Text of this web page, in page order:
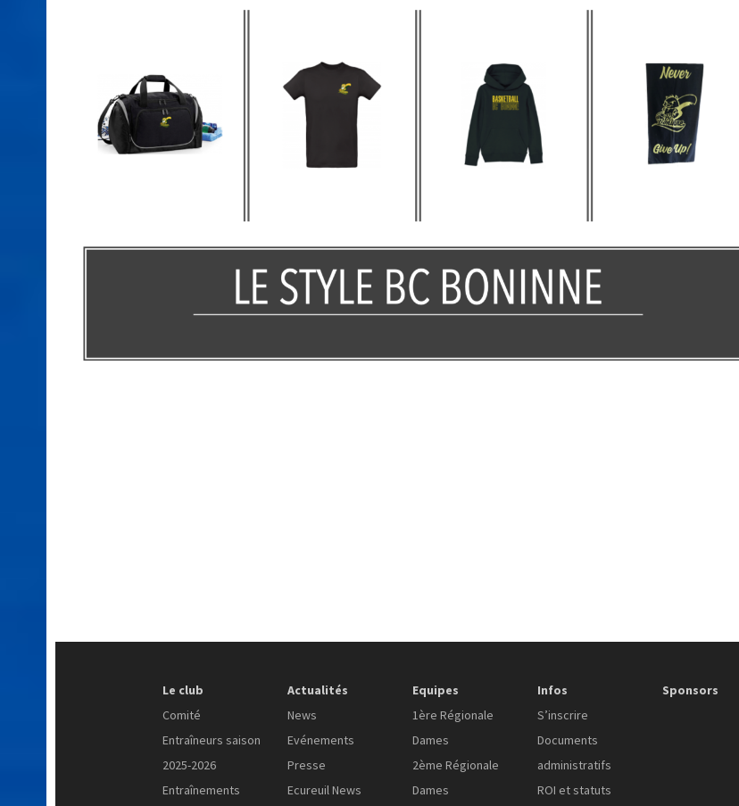
Le club
Comité
Entraîneurs saison
2025-2026
Entraînements
Actualités
News
Evénements
Presse
Ecureuil News
Equipes
1ère Régionale
Dames
2ème Régionale
Dames
Infos
S’inscrire
Documents
administratifs
ROI et statuts
Sponsors